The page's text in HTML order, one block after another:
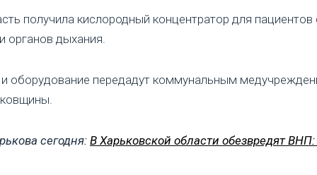
получила кислородный концентратор для пациентов
органов дыхания.
оборудование передадут коммунальным
сегодня: В Харьковской области обезвредят ВНП: